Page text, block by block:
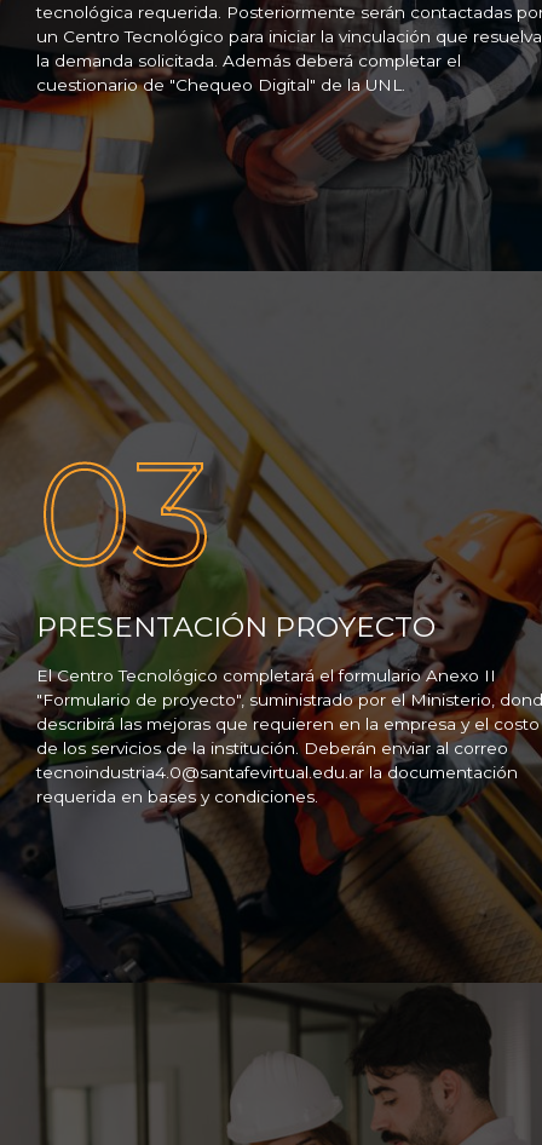
tecnológica requerida. Posteriormente serán contactadas
un Centro Tecnológico para iniciar la vinculación que resuelva
la demanda solicitada. Además deberá completar el
cuestionario de "Chequeo Digital" de la UNL.
03
PRESENTACIÓN PROYECTO
El Centro Tecnológico completará el formulario Anexo II
"Formulario de proyecto", suministrado por el Ministerio,
describirá las mejoras que requieren en la empresa y el costo
de los servicios de la institución. Deberán enviar al correo
tecnoindustria4.0@santafevirtual.edu.ar la documentación
requerida en bases y condiciones.